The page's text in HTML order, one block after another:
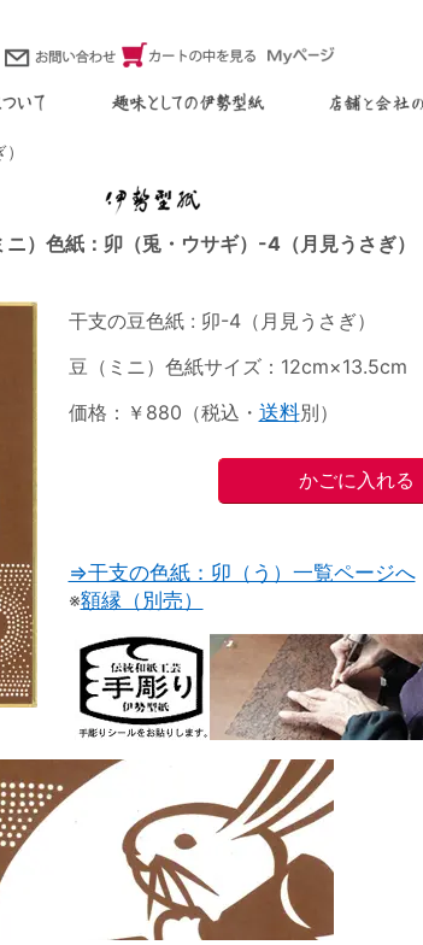
）色紙：卯（兎・ウサギ）-4（月見うさぎ）
干支の豆色紙 : 卯-4（月見うさぎ）
豆（ミニ）色紙サイズ：12cm×13.5cm
価格：￥880（税込・ 送料別）
⇒干支の色紙：卯（う）一覧ページへ
※額縁（別売）